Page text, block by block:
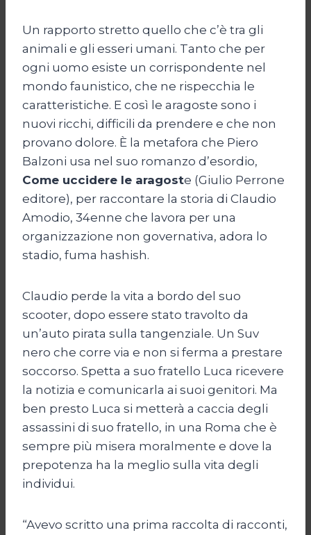
Un rapporto stretto quello che c’è tra gli
animali e gli esseri umani. Tanto che per
ogni uomo esiste un corrispondente nel
mondo faunistico, che ne rispecchia le
caratteristiche. E così le aragoste sono i
nuovi ricchi, difficili da prendere e che non
provano dolore. È la metafora che Piero
Balzoni usa nel suo romanzo d’esordio,
Come uccidere le aragoste (Giulio Perrone
editore), per raccontare la storia di Claudio
Amodio, 34enne che lavora per una
organizzazione non governativa, adora lo
stadio, fuma hashish.
Claudio perde la vita a bordo del suo
scooter, dopo essere stato travolto da
un’auto pirata sulla tangenziale. Un Suv
nero che corre via e non si ferma a prestare
soccorso. Spetta a suo fratello Luca ricevere
la notizia e comunicarla ai suoi genitori. Ma
ben presto Luca si metterà a caccia degli
assassini di suo fratello, in una Roma che è
sempre più misera moralmente e dove la
prepotenza ha la meglio sulla vita degli
individui.
“Avevo scritto una prima raccolta di racconti,